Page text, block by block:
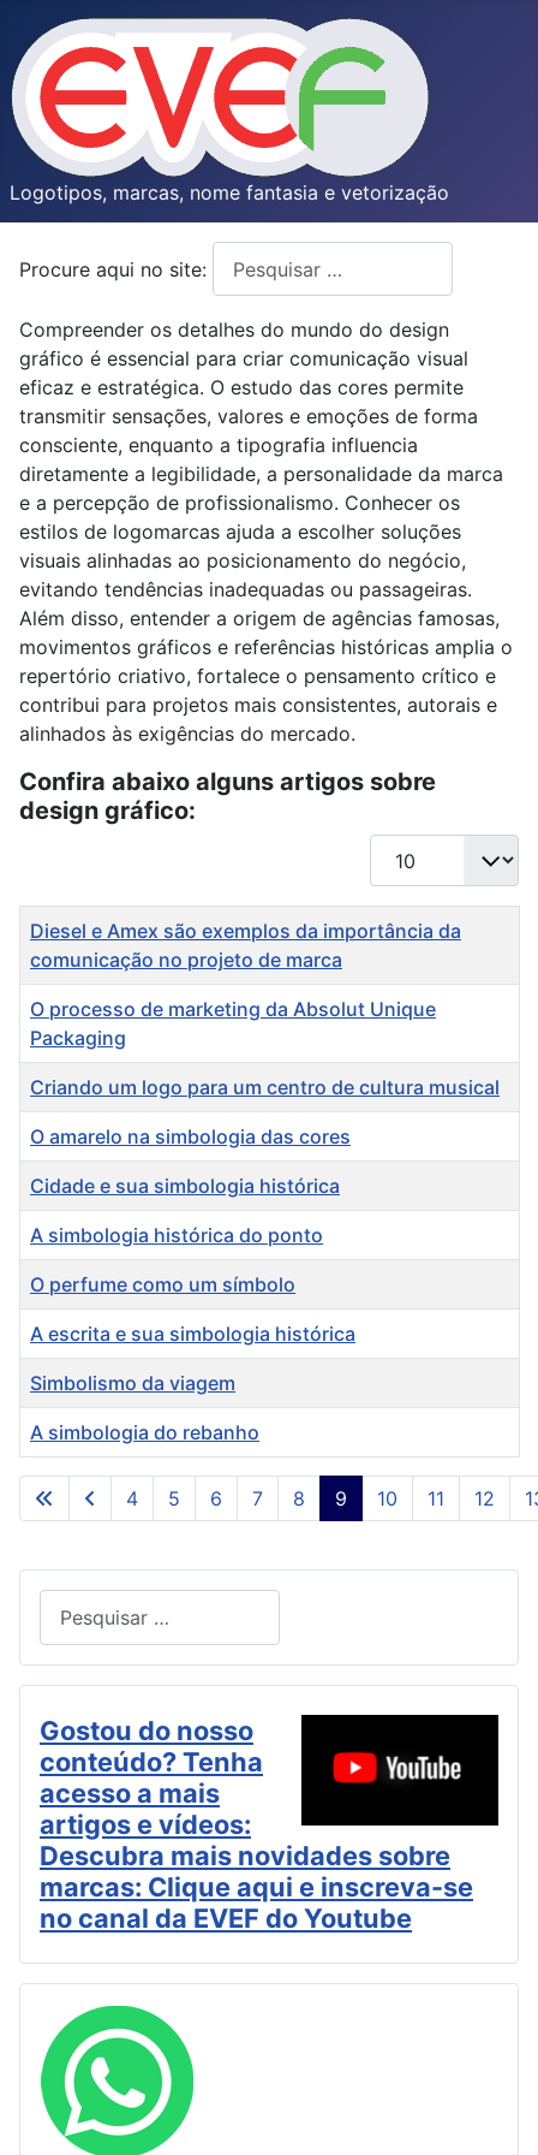
Logotipos, marcas, nome fantasia e vetorização
Procure aqui no site:
Compreender os detalhes do mundo do design
gráfico é essencial para criar comunicação visual
eficaz e estratégica. O estudo das cores permite
transmitir sensações, valores e emoções de forma
consciente, enquanto a tipografia influencia
diretamente a legibilidade, a personalidade da marca
e a percepção de profissionalismo. Conhecer os
estilos de logomarcas ajuda a escolher soluções
visuais alinhadas ao posicionamento do negócio,
evitando tendências inadequadas ou passageiras.
Além disso, entender a origem de agências famosas,
movimentos gráficos e referências históricas amplia o
repertório criativo, fortalece o pensamento crítico e
contribui para projetos mais consistentes, autorais e
alinhados às exigências do mercado.
Confira abaixo alguns artigos sobre
design gráfico:
Mostrar #
Artigos
Título
Diesel e Amex são exemplos da importância da
comunicação no projeto de marca
O processo de marketing da Absolut Unique
Packaging
Criando um logo para um centro de cultura musical
O amarelo na simbologia das cores
Cidade e sua simbologia histórica
A simbologia histórica do ponto
O perfume como um símbolo
A escrita e sua simbologia histórica
Simbolismo da viagem
A simbologia do rebanho
Página 9 de 24
4 5 6 7 8 9 10 11 12
Gostou do nosso
conteúdo? Tenha
acesso a mais
artigos e vídeos:
Descubra mais novidades sobre
marcas: Clique aqui e inscreva-se
no canal da EVEF do Youtube